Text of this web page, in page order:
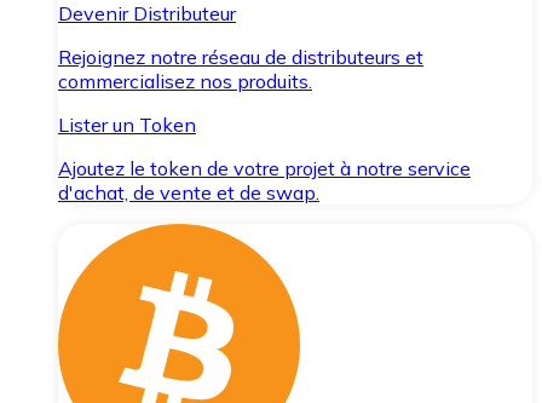
Devenir Distributeur
Rejoignez notre réseau de distributeurs et
commercialisez nos produits.
Lister un Token
Ajoutez le token de votre projet à notre service
d'achat, de vente et de swap.